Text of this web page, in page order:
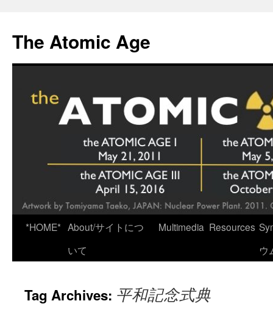
content
The Atomic Age
*HOME* About/サイトにつ
いて
Multimedia Resources
ウ
Tag Archives: 平和記念式典